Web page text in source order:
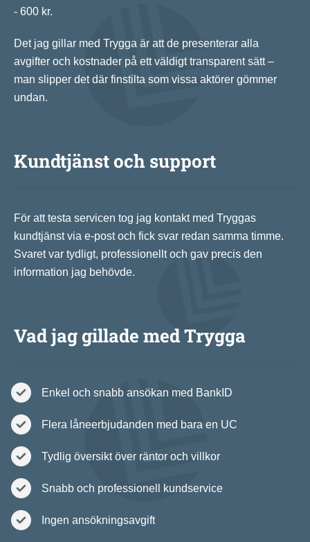
- 600 kr.
Det jag gillar med Trygga är att de presenterar alla
avgifter och kostnader på ett väldigt transparent sätt –
man slipper det där finstilta som vissa aktörer gömmer
undan.
Kundtjänst och support
För att testa servicen tog jag kontakt med Tryggas
kundtjänst via e-post och fick svar redan samma timme.
Svaret var tydligt, professionellt och gav precis den
information jag behövde.
Vad jag gillade med Trygga
Enkel och snabb ansökan med BankID
Flera låneerbjudanden med bara en UC
Tydlig översikt över räntor och villkor
Snabb och professionell kundservice
Ingen ansökningsavgift